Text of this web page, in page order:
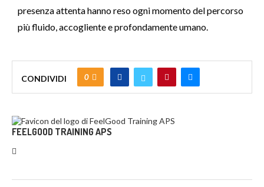
presenza attenta hanno reso ogni momento del percorso
più fluido, accogliente e profondamente umano.
CONDIVIDI 0
FEELGOOD TRAINING APS